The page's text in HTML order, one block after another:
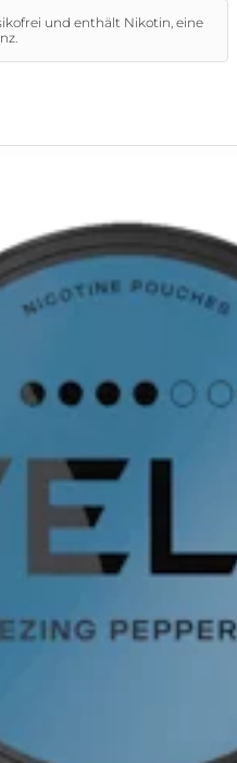
und enthält Nikotin, eine